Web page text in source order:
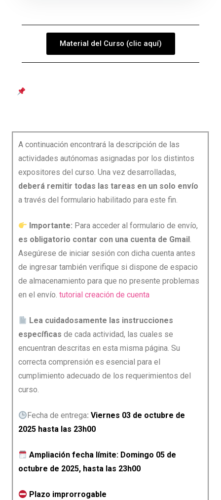
Material del Curso (clic aquí)
A continuación encontrará la descripción de las
actividades autónomas asignadas por los distintos
expositores del curso. Una vez desarrolladas,
deberá remitir todas las tareas en un solo envío
a través del formulario habilitado para este fin.
Importante: Para acceder al formulario de envío,
es obligatorio contar con una cuenta de Gmail .
Asegúrese de iniciar sesión con dicha cuenta antes
de ingresar también verifique si dispone de espacio
de almacenamiento para que no presente problemas
en el envío. tutorial creación de cuenta
Lea cuidadosamente las instrucciones
específicas de cada actividad, las cuales se
encuentran descritas en esta misma página. Su
correcta comprensión es esencial para el
cumplimiento adecuado de los requerimientos del
curso.
Fecha de entrega: Viernes 03 de octubre de
2025 hasta las 23h00
Ampliación fecha límite: Domingo 05 de
octubre de 2025, hasta las 23h00
Plazo improrrogable